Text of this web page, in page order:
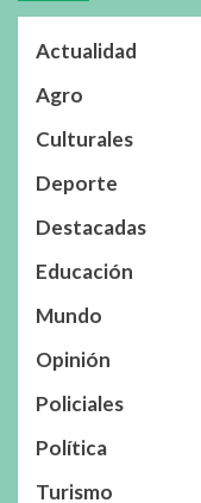
Actualidad
Agro
Culturales
Deporte
Destacadas
Educación
Mundo
Opinión
Policiales
Política
Turismo